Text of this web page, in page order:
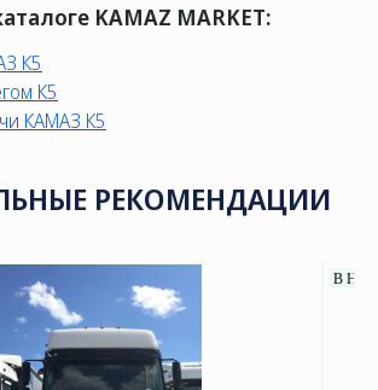
KAMAZ MARKET:
К5
К5
КАМАЗ К5